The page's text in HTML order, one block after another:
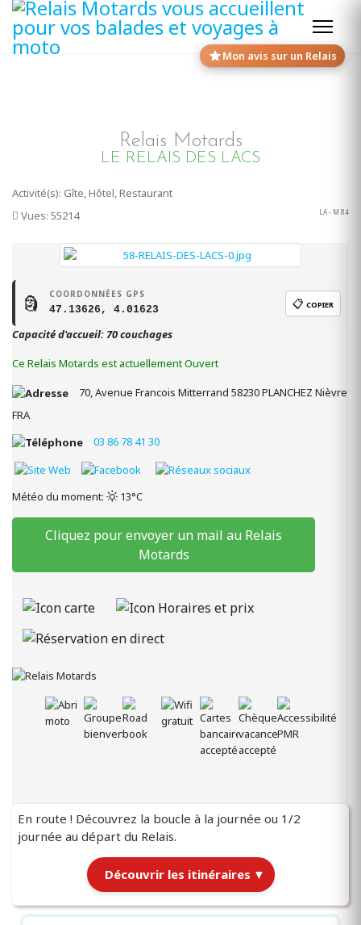
Mon avis sur un Relais
Relais Motards
LE RELAIS DES LACS
Activité(s): Gîte, Hôtel, Restaurant
Vues: 55214
LA - M 84
🗿 COORDONNÉES GPS
47.13626, 4.01623 📋 COPIER
Capacité d'accueil: 70 couchages
Ce Relais Motards est actuellement Ouvert
70, Avenue Francois Mitterrand 58230PLANCHEZ Nièvre
FRA
03 86 78 41 30
Météo du moment: 13°C
Cliquez pour envoyer un mail au Relais
Motards
En route ! Découvrez la boucle à la journée ou 1/2
journée au départ du Relais.
Découvrir les itinéraires ▼
Itinéraires au départ du Relais